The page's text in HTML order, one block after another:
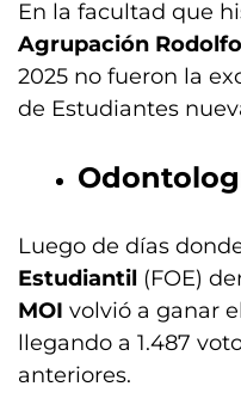
En la facultad que
Agrupación
2025 no fueron la
de Estudiantes
Luego de días
Estudiantil (FOE)
MOI volvió a ganar
llegando a 1.487
anteriores.